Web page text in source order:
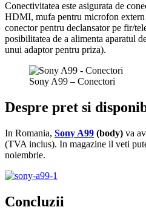
Conectivitatea este asigurata de
HDMI, mufa pentru microfon extern
conector pentru declansator pe fir/
posibilitatea de a alimenta aparatul
unui adaptor pentru priza).
Sony A99 – Conectori
Despre pret si
In Romania, Sony A99 (body) va
(TVA inclus). In magazine il veti
noiembrie.
Concluzii